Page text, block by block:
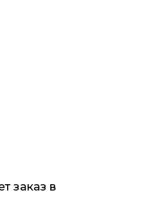
заказ в